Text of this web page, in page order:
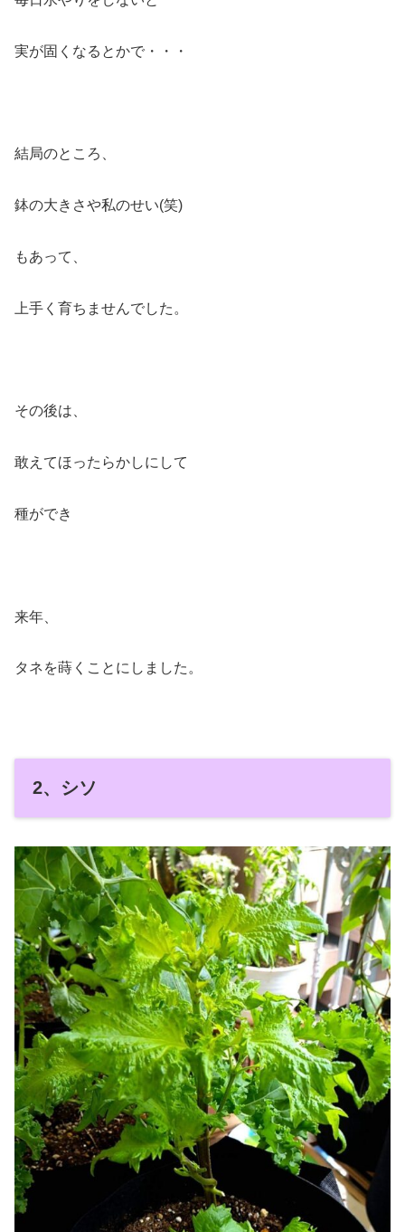
実が固くなるとかで・・・
結局のところ、
鉢の大きさや私のせい(笑)
もあって、
上手く育ちませんでした。
その後は、
敢えてほったらかしにして
種ができ
来年、
タネを蒔くことにしました。
2、シソ